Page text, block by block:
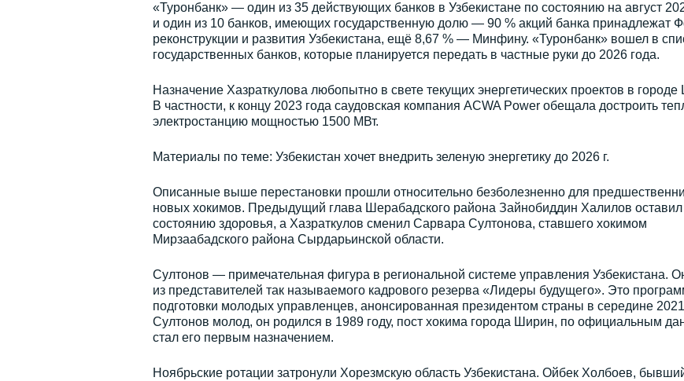
«Туронбанк» — один из 35 действующих банков в Узбекистане по состоянию на август
и один из 10 банков, имеющих государственную долю — 90 % акций банка принадлежат
реконструкции и развития Узбекистана, ещё 8,67 % — Минфину. «Туронбанк» вошел в
государственных банков, которые планируется передать в частные руки до 2026 года.
Назначение Хазраткулова любопытно в свете текущих энергетических проектов в
В частности, к концу 2023 года саудовская компания ACWA Power обещала достроить
электростанцию мощностью 1500 МВт.
Материалы по теме: Узбекистан хочет внедрить зеленую энергетику до 2026 г.
Описанные выше перестановки прошли относительно безболезненно для
новых хокимов. Предыдущий глава Шерабадского района Зайнобиддин Халилов оставил
состоянию здоровья, а Хазраткулов сменил Сарвара Султонова, ставшего хокимом
Мирзаабадского района Сырдарьинской области.
Султонов — примечательная фигура в региональной системе управления Узбекистана.
из представителей так называемого кадрового резерва «Лидеры будущего». Это
подготовки молодых управленцев, анонсированная президентом страны в середине
Султонов молод, он родился в 1989 году, пост хокима города Ширин, по официальным
стал его первым назначением.
Ноябрьские ротации затронули Хорезмскую область Узбекистана. Ойбек Холбоев,